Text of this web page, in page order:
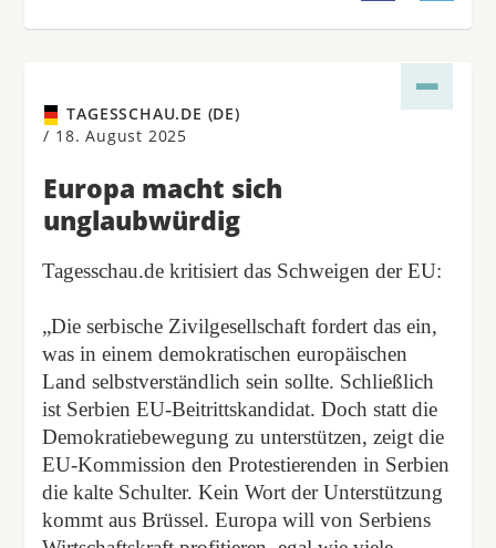
TAGESSCHAU.DE (DE)
/ 18. August 2025
Europa macht sich
unglaubwürdig
Tagesschau.de kritisiert das Schweigen der EU:
„Die serbische Zivilgesellschaft fordert das ein,
was in einem demokratischen europäischen
Land selbstverständlich sein sollte. Schließlich
ist Serbien EU-Beitrittskandidat. Doch statt die
Demokratiebewegung zu unterstützen, zeigt die
EU-Kommission den Protestierenden in Serbien
die kalte Schulter. Kein Wort der Unterstützung
kommt aus Brüssel. Europa will von Serbiens